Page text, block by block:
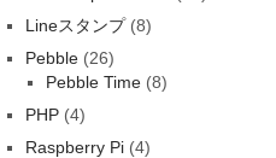
Lineスタンプ(8)
Pebble (26)
Pebble Time (8)
PHP (4)
Raspberry Pi (4)